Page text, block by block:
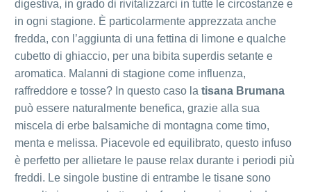
digestiva, in grado di rivitalizzarci in tutte le circostanze e
in ogni stagione. È particolarmente apprezzata anche
fredda, con l’aggiunta di una fettina di limone e qualche
cubetto di ghiaccio, per una bibita superdis setante e
aromatica. Malanni di stagione come influenza,
raffreddore e tosse? In questo caso la tisana Brumana
può essere naturalmente benefica, grazie alla sua
miscela di erbe balsamiche di montagna come timo,
menta e melissa. Piacevole ed equilibrato, questo infuso
è perfetto per allietare le pause relax durante i periodi più
freddi. Le singole bustine di entrambe le tisane sono